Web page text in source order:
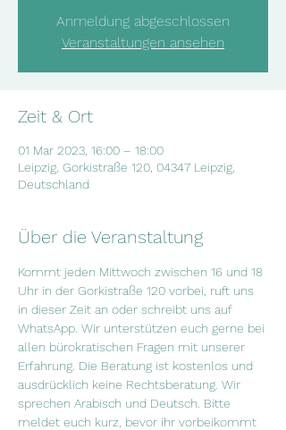
Anmeldung abgeschlossen
Veranstaltungen ansehen
Zeit & Ort
01 Mar 2023, 16:00 – 18:00
Leipzig, Gorkistraße 120, 04347 Leipzig,
Deutschland
Über die Veranstaltung
Kommt jeden Mittwoch zwischen 16 und 18
Uhr in der Gorkistraße 120 vorbei, ruft uns
in dieser Zeit an oder schreibt uns auf
WhatsApp. Wir unterstützen euch gerne bei
allen bürokratischen Fragen mit unserer
Erfahrung. Die Beratung ist kostenlos und
ausdrücklich keine Rechtsberatung. Wir
sprechen Arabisch und Deutsch. Bitte
meldet euch kurz, bevor ihr vorbeikommt